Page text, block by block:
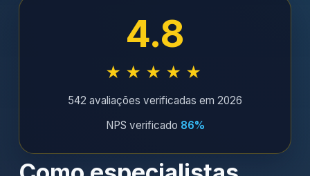
4.8
★★★★★
542 avaliações verificadas em 2026
NPS verificado 86%